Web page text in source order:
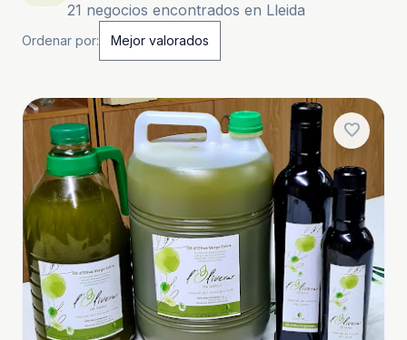
21 negocios encontrados en Lleida
Ordenar por:
favorite